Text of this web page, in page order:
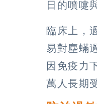
日的噴嚏
臨床上，
易對塵蟎
因免疫力
萬人長期